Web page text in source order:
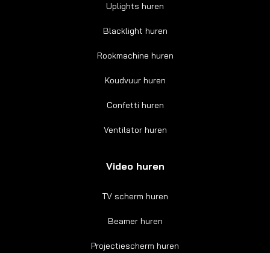
Uplights huren
Blacklight huren
Rookmachine huren
Koudvuur huren
Confetti huren
Ventilator huren
Video huren
TV scherm huren
Beamer huren
Projectiescherm huren